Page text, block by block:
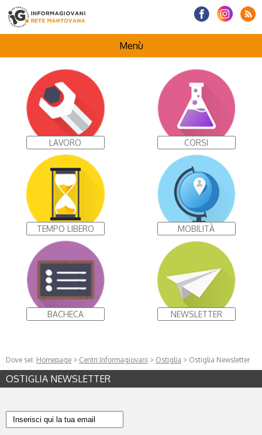
Menù
CENTRI INFORMAGIOVANI
LAVORO CORSI
TEMPO LIBERO MOBILITÀ
BACHECA NEWSLETTER
Dove sei: Homepage > Centri Informagiovani > Ostiglia > Ostiglia Newsletter
OSTIGLIA NEWSLETTER